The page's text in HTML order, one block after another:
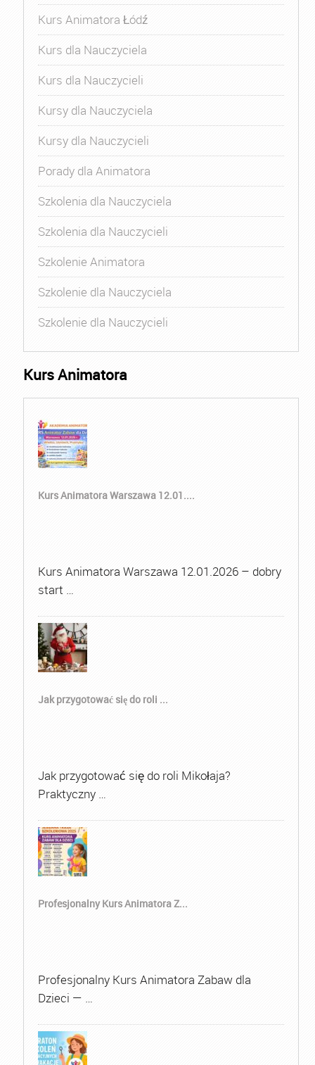
Kurs Animatora Łódź
Kurs dla Nauczyciela
Kurs dla Nauczycieli
Kursy dla Nauczyciela
Kursy dla Nauczycieli
Porady dla Animatora
Szkolenia dla Nauczyciela
Szkolenia dla Nauczycieli
Szkolenie Animatora
Szkolenie dla Nauczyciela
Szkolenie dla Nauczycieli
Kurs Animatora
Kurs Animatora Warszawa 12.01....
Kurs Animatora Warszawa 12.01.2026 – dobry
start …
Jak przygotować się do roli ...
Jak przygotować się do roli Mikołaja?
Praktyczny …
Profesjonalny Kurs Animatora Z...
Profesjonalny Kurs Animatora Zabaw dla
Dzieci — …